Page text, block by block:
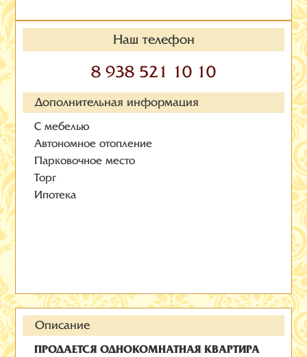
Наш телефон
8 938 521 10 10
Дополнительная информация
С мебелью
Автономное отопление
Парковочное место
Торг
Ипотека
Описание
ПРОДАЕТСЯ ОДНОКОМНАТНАЯ КВАРТИРА